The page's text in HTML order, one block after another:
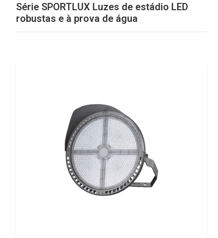
Série SPORTLUX Luzes de estádio LED
robustas e à prova de água